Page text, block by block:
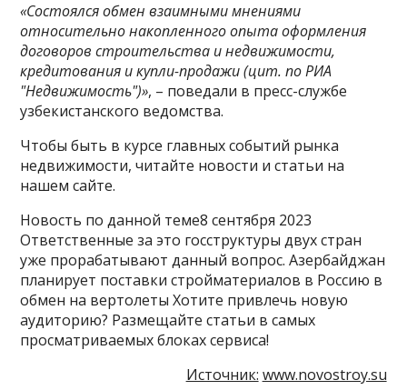
«Состоялся обмен взаимными мнениями
относительно накопленного опыта оформления
договоров строительства и недвижимости,
кредитования и купли-продажи (цит. по РИА
"Недвижимость")», – поведали в пресс-службе
узбекистанского ведомства.
Чтобы быть в курсе главных событий рынка
недвижимости, читайте новости и статьи на
нашем сайте.
Новость по данной теме8 сентября 2023
Ответственные за это госструктуры двух стран
уже прорабатывают данный вопрос. Азербайджан
планирует поставки стройматериалов в Россию в
обмен на вертолеты Хотите привлечь новую
аудиторию? Размещайте статьи в самых
просматриваемых блоках сервиса!
Источник: www.novostroy.su